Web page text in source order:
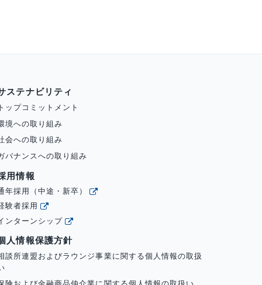
ステナビリティ
ップコミットメント
境への取り組み
会への取り組み
バナンスへの取り組み
用情報
年採用（中途・新卒）
験者採用
ンターンシップ
人情報保護方針
談所連盟およびラウンジ事業に関する個人情報の取扱